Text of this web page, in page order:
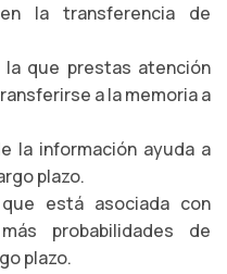
la transferencia de
que prestas atención
a la memoria a
la información ayuda a
plazo.
está asociada con
probabilidades de
plazo.